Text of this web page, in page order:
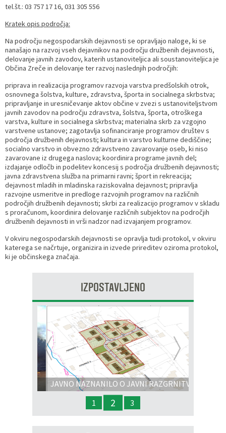
tel.št.: 03 757 17 16, 031 305 556
Kratek opis področja:
Na področju negospodarskih dejavnosti se opravljajo naloge, ki se
nanašajo na razvoj vseh dejavnikov na področju družbenih dejavnosti,
delovanje javnih zavodov, katerih ustanoviteljica ali soustanoviteljica je
Občina Zreče in delovanje ter razvoj naslednjih področjih:
priprava in realizacija programov razvoja varstva predšolskih otrok,
osnovnega šolstva, kulture, zdravstva, športa in socialnega skrbstva;
pripravljanje in uresničevanje aktov občine v zvezi s ustanoviteljstvom
javnih zavodov na področju zdravstva, šolstva, športa, otroškega
varstva, kulture in socialnega skrbstva; materialna skrb za vzgojno
varstvene ustanove; zagotavlja sofinanciranje programov društev s
področja družbenih dejavnosti; kultura in varstvo kulturne dediščine;
socialno varstvo in obvezno zdravstveno zavarovanje oseb, ki niso
zavarovane iz drugega naslova; koordinira programe javnih del;
izdajanje odločb in podelitev koncesij s področja družbenih dejavnosti;
javna zdravstvena služba na primarni ravni; šport in rekreacija;
dejavnost mladih in mladinska raziskovalna dejavnost; pripravlja
razvojne usmeritve in predloge razvojnih programov na različnih
področjih družbenih dejavnosti; skrbi za realizacijo programov v skladu
s proračunom, koordinira delovanje različnih subjektov na področjih
družbenih dejavnosti in vrši nadzor nad izvajanjem programov.
V okviru negospodarskih dejavnosti se opravlja tudi protokol, v okviru
katerega se načrtuje, organizira in izvede prireditev oziroma protokol,
ki je občinskega značaja.
IZPOSTAVLJENO
JAVNO NAZNANILO O JAVNI RAZGRNITVI
IN JAVNI OBRAVNAVI - OPPN na območju
OP8/009 – stanovanjsko območje Dobrava 3
Prejšnja
1 2 3
Kronologija občine
Fotogalerija
Vizitka
Informacije javnega značaja
Lokalne volitve
Varuhov kotiček
Društva
Lokacije defibrilatorjev